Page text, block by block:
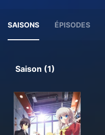
SAISONS ÉPISODES
Saison (1)